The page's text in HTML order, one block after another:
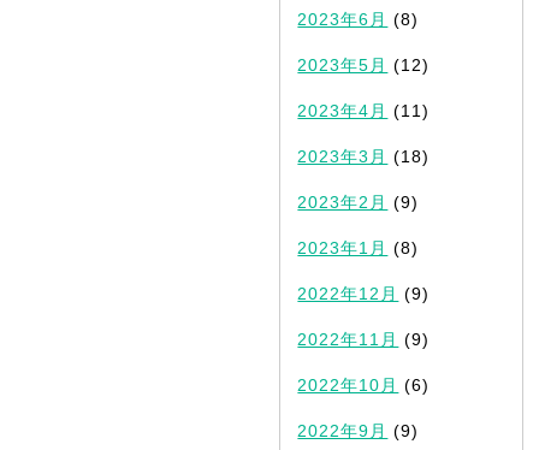
2023年6月 (8)
2023年5月 (12)
2023年4月 (11)
2023年3月 (18)
2023年2月 (9)
2023年1月 (8)
2022年12月 (9)
2022年11月 (9)
2022年10月 (6)
2022年9月 (9)